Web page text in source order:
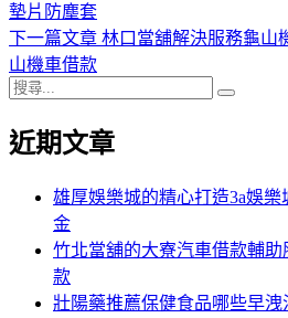
章
導
覽
篇
墊片防塵套
下一篇文章 下
章:
林口當舖解決服務龜山
山機車借款
搜
關
近期文章
雄厚娛樂城的精心打造3a娛
金
竹北當舖的大寮汽車借款輔
款
壯陽藥推薦保健食品哪些早